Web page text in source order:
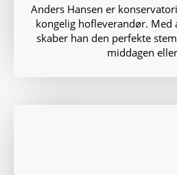
Anders Hansen er
kongelig hofleverandør.
skaber han den perfekte
middagen